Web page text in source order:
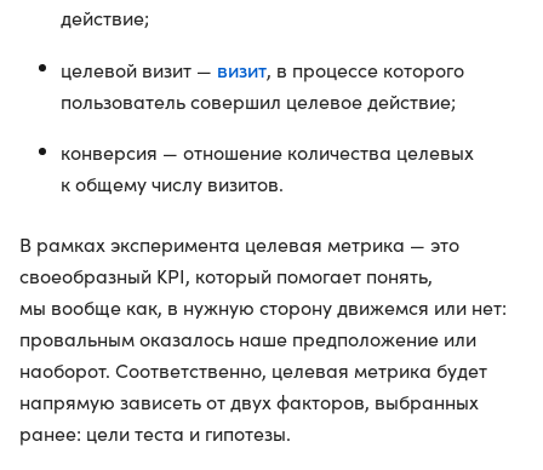
действие;
целевой визит — визит, в процессе которого
пользователь совершил целевое действие;
конверсия — отношение количества целевых
к общему числу визитов.
В рамках эксперимента целевая метрика — это
своеобразный KPI, который помогает понять,
мы вообще как, в нужную сторону движемся или нет:
провальным оказалось наше предположение или
наоборот. Соответственно, целевая метрика будет
напрямую зависеть от двух факторов, выбранных
ранее: цели теста и гипотезы.